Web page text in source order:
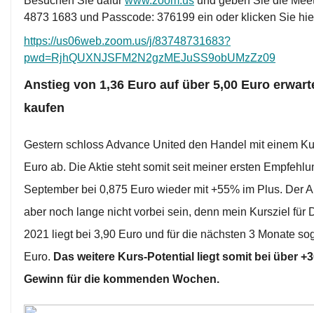
4873 1683 und Passcode: 376199 ein oder klicken Sie
https://us06web.zoom.us/j/83748731683?
pwd=RjhQUXNJSFM2N2gzMEJuSS9obUMzZz09
Anstieg von 1,36 Euro auf über 5,00 Euro
kaufen
Gestern schloss Advance United den Handel mit einem
Euro ab. Die Aktie steht somit seit meiner ersten
September bei 0,875 Euro wieder mit +55% im Plus. Der
aber noch lange nicht vorbei sein, denn mein Kursziel für
2021 liegt bei 3,90 Euro und für die nächsten 3 Monate
Euro. Das weitere Kurs-Potential liegt somit bei über
Gewinn für die kommenden Wochen.